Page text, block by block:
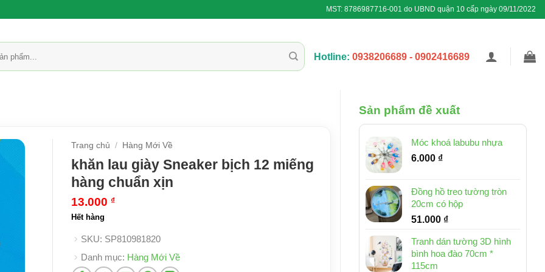
MST: 8786987716-001 do UBND quận 10 cấp ngày 09/11/2022
Hotline: 0938206689 - 0902416689
Sản phẩm đề xuất
Móc khoá labubu nhựa
6.000 ₫
Đồng hồ treo tường tròn
20cm có hộp
51.000 ₫
Tranh dán tường 3D hình
bình hoa đào 70cm *
115cm
Trang chủ / Hàng Mới Về
khăn lau giày Sneaker bịch 12 miếng
hàng chuẩn xịn
13.000 ₫
Hết hàng
SKU: SP810981820
Danh mục: Hàng Mới Về